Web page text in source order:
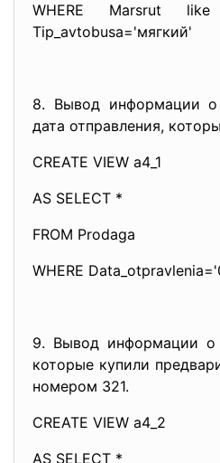
WHERE Marsrut
Tip_avtobusa='мягкий'
8. Вывод информации о
дата отправления,
CREATE VIEW a4_1
AS SELECT *
FROM Prodaga
WHERE
9. Вывод информации о
которые купили
номером 321.
CREATE VIEW a4_2
AS SELECT *